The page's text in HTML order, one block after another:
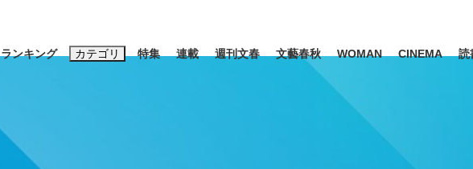
ランキング カテゴリ 特集 連載 週刊文春 文藝春秋 WOMAN CINEMA 読
キーワード入力
おすすめのキーワードタグ一覧